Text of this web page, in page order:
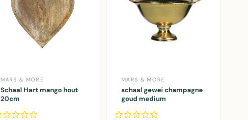
MARS & MORE
Schaal Hart mango hout
20cm
MARS & MORE
schaal gewei champagne
goud medium